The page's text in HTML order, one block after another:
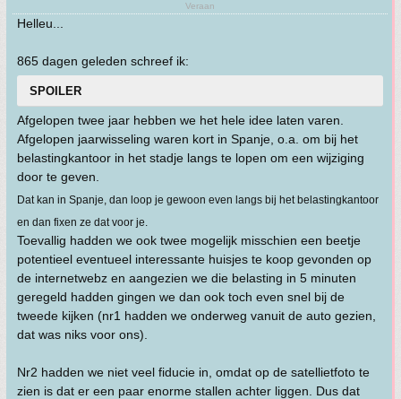
Veraan
Helleu...
865 dagen geleden schreef ik:
SPOILER
Afgelopen twee jaar hebben we het hele idee laten varen.
Afgelopen jaarwisseling waren kort in Spanje, o.a. om bij het
belastingkantoor in het stadje langs te lopen om een wijziging
door te geven.
Dat kan in Spanje, dan loop je gewoon even langs bij het belastingkantoor
en dan fixen ze dat voor je.
Toevallig hadden we ook twee mogelijk misschien een beetje
potentieel eventueel interessante huisjes te koop gevonden op
de internetwebz en aangezien we die belasting in 5 minuten
geregeld hadden gingen we dan ook toch even snel bij de
tweede kijken (nr1 hadden we onderweg vanuit de auto gezien,
dat was niks voor ons).
Nr2 hadden we niet veel fiducie in, omdat op de satellietfoto te
zien is dat er een paar enorme stallen achter liggen. Dus dat